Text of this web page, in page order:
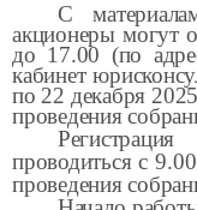
С
акционеры могут
до 17.00 (по
кабинет
по 22 декабря
проведения
проводиться с
проведения